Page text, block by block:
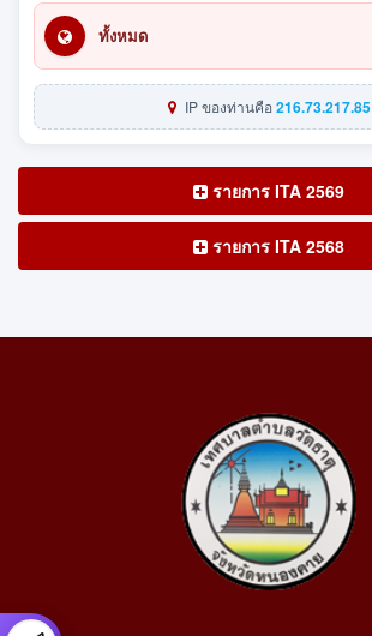
ทั้งหมด
IP ของท่านคือ216.73.217.85
รายการ ITA 2569
รายการ ITA 2568